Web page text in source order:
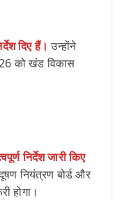
दिए हैं। उन्होंने
को खंड विकास
निर्देश जारी किए
नियंत्रण बोर्ड और
होगा।